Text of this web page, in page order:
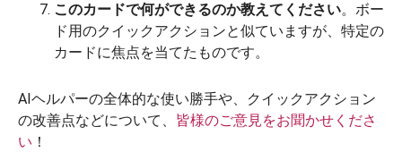
このカードで何ができるのか教えてください。ボー
ド用のクイックアクションと似ていますが、特定の
カードに焦点を当てたものです。
AIヘルパーの全体的な使い勝手や、クイックアクション
の改善点などについて、 皆様のご意見をお聞かせくださ
い ！